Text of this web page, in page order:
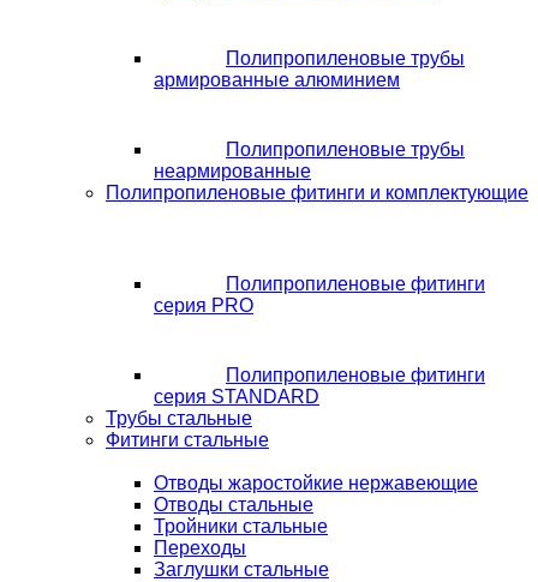
Полипропиленовые трубы
армированные алюминием
Полипропиленовые трубы
неармированные
Полипропиленовые фитинги и комплектующие
Полипропиленовые фитинги
серия PRO
Полипропиленовые фитинги
серия STANDARD
Трубы стальные
Фитинги стальные
Отводы жаростойкие нержавеющие
Отводы стальные
Тройники стальные
Переходы
Заглушки стальные